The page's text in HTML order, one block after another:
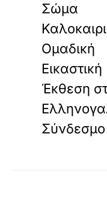
Σώμα
Ομαδική
Εικαστική
Έκθεση
Σύνδεσμο